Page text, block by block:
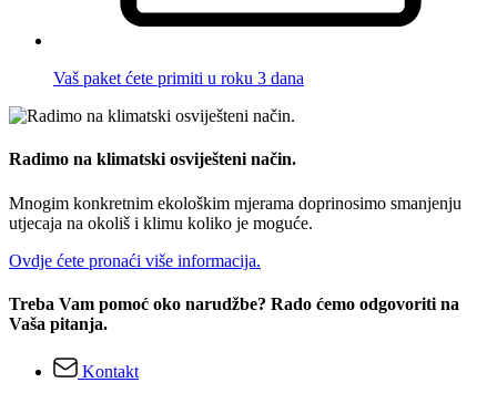
Vaš paket ćete primiti u roku 3 dana
Radimo na klimatski osviješteni način.
Mnogim konkretnim ekološkim mjerama doprinosimo smanjenju
utjecaja na okoliš i klimu koliko je moguće.
Ovdje ćete pronaći više informacija.
Treba Vam pomoć oko narudžbe? Rado ćemo odgovoriti na
Vaša pitanja.
Kontakt